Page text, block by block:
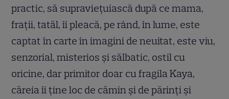
practic, să supraviețuiască după ce mama,
frații, tatăl, îi pleacă, pe rând, în lume, este
captat în carte în imagini de neuitat, este viu,
senzorial, misterios și sălbatic, ostil cu
oricine, dar primitor doar cu fragila Kaya,
căreia îi ține loc de cămin și de părinți și